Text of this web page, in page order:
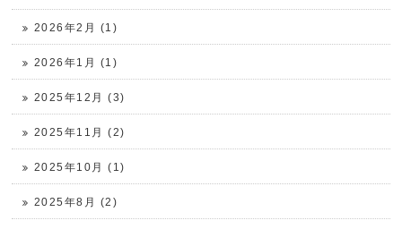
2026年2月 (1)
2026年1月 (1)
2025年12月 (3)
2025年11月 (2)
2025年10月 (1)
2025年8月 (2)